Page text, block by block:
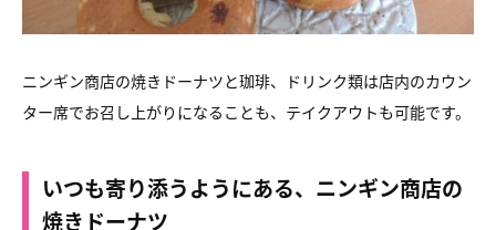
ニンギン商店の焼きドーナツと珈琲、ドリンク類は店内のカウン
ター席でお召し上がりになることも、テイクアウトも可能です。
いつも寄り添うようにある、ニンギン商店の
焼きドーナツ